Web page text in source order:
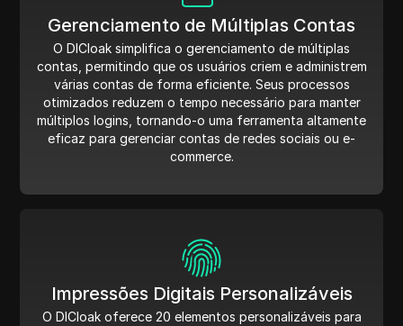
Gerenciamento de Múltiplas Contas
O DICloak simplifica o gerenciamento de múltiplas
contas, permitindo que os usuários criem e administrem
várias contas de forma eficiente. Seus processos
otimizados reduzem o tempo necessário para manter
múltiplos logins, tornando-o uma ferramenta altamente
eficaz para gerenciar contas de redes sociais ou e-
commerce.
Impressões Digitais Personalizáveis
O DICloak oferece 20 elementos personalizáveis para